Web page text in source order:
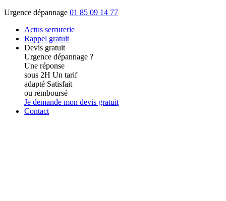
Urgence dépannage 01 85 09 14 77
Actus serrurerie
Rappel gratuit
Devis gratuit
Urgence dépannage ?
Une réponse
sous 2H Un tarif
adapté Satisfait
ou remboursé
Je demande mon devis gratuit
Contact